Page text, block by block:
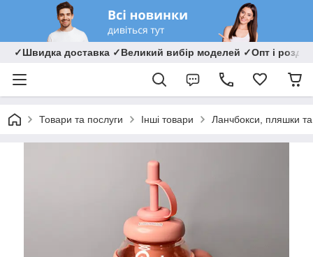
✓Швидка доставка ✓Великий вибір моделей ✓Опт і
Товари та послуги Інші товари Ланчбокси, пляшки